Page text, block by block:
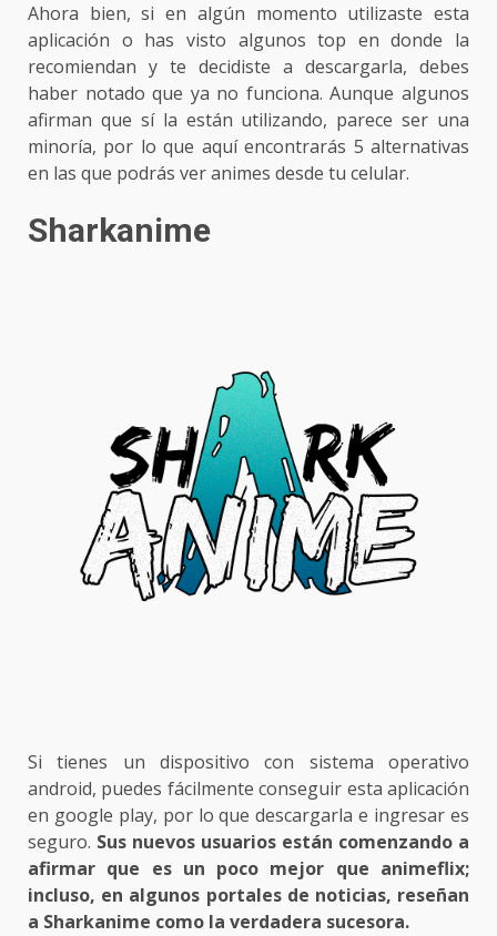
Ahora bien, si en algún momento utilizaste esta
aplicación o has visto algunos top en donde la
recomiendan y te decidiste a descargarla, debes
haber notado que ya no funciona. Aunque algunos
afirman que sí la están utilizando, parece ser una
minoría, por lo que aquí encontrarás 5 alternativas
en las que podrás ver animes desde tu celular.
Sharkanime
Si tienes un dispositivo con sistema operativo
android, puedes fácilmente conseguir esta aplicación
en google play, por lo que descargarla e ingresar es
seguro. Sus nuevos usuarios están comenzando a
afirmar que es un poco mejor que animeflix;
incluso, en algunos portales de noticias, reseñan
a Sharkanime como la verdadera sucesora.